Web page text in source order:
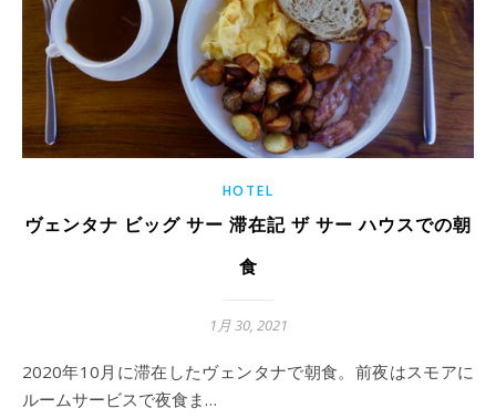
HOTEL
ヴェンタナ ビッグ サー 滞在記 ザ サー ハウスでの朝
食
1月 30, 2021
2020年10月に滞在したヴェンタナで朝食。前夜はスモアに
ルームサービスで夜食ま…